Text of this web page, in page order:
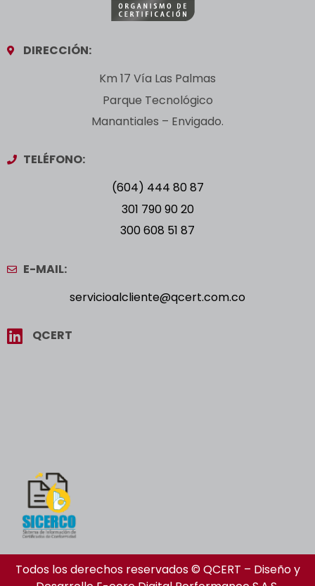
DIRECCIÓN:
Km 17 Vía Las Palmas
Parque Tecnológico
Manantiales – Envigado.
TELÉFONO:
(604) 444 80 87
301 790 90 20
300 608 51 87
E-MAIL:
servicioalcliente@qcert.com.co
QCERT
Todos los derechos reservados © QCERT – Diseño y